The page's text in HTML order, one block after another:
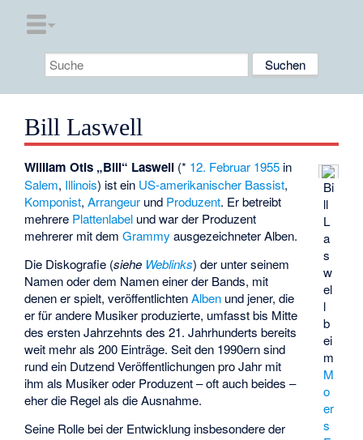
Bill Laswell
Bi
ll
L
a
s
w
el
l
b
ei
m
M
o
er
s
William Otis „Bill“ Laswell (* 12. Februar 1955 in
Salem, Illinois) ist ein US-amerikanischer Bassist,
Komponist,Arrangeur und Produzent. Er betreibt
mehrere Plattenlabel und war der Produzent
mehrerer mit demGrammy ausgezeichneter Alben.
Die Diskografie (siehe Weblinks) der unter seinem
Namen oder dem Namen einer der Bands, mit
denen er spielt, veröffentlichtenAlben und jener, die
er für andere Musiker produzierte, umfasst bis Mitte
des ersten Jahrzehnts des 21. Jahrhunderts bereits
weit mehr als 200 Einträge. Seit den 1990ern sind
rund ein Dutzend Veröffentlichungen pro Jahr mit
ihm als Musiker oder Produzent – oft auch beides –
eher die Regel als die Ausnahme.
Seine Rolle bei der Entwicklung insbesondere der